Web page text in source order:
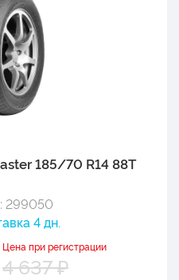
185/70 R14 88T
299050
4 дн.
Цена при регистрации
4 637 ₽